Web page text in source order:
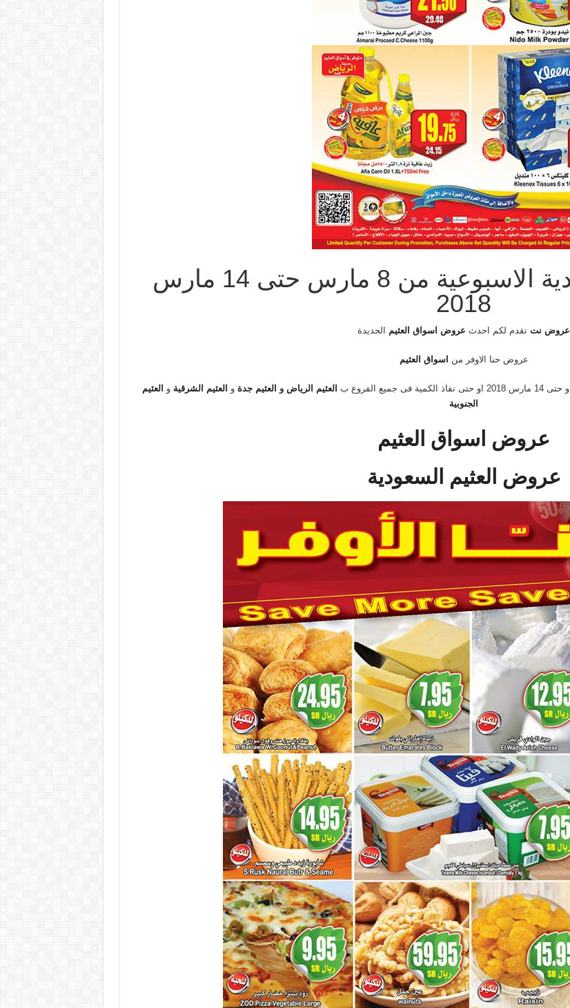
عروض العثيم السعودية الاسبوعية من 8 مارس حتى 14 مارس
2018
عروض نت تقدم لكم احدث عروض اسواق العثيم الجديدة
عروض حنا الاوفر من اسواق العثيم
العثيم الرياض و العثيم جدة و العثيم الشرقية و العثيم
الجنوبية
عروض اسواق العثيم
عروض العثيم السعودية